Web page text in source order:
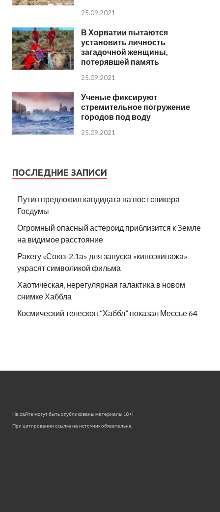
25.09.2021
В Хорватии пытаются
установить личность
загадочной женщины,
потерявшей память
25.09.2021
Ученые фиксируют
стремительное погружение
городов под воду
25.09.2021
ПОСЛЕДНИЕ ЗАПИСИ
Путин предложил кандидата на пост спикера
Госдумы
Огромный опасный астероид приблизится к Земле
на видимое расстояние
Ракету «Союз-2.1а» для запуска «киноэкипажа»
украсят символикой фильма
Хаотическая, нерегулярная галактика в новом
снимке Хаббла
Космический телескоп “Хаббл” показал Мессье 64
На сайте могут быть опубликованы материалы 18+!
При цитировании ссылка на источник обязательна.